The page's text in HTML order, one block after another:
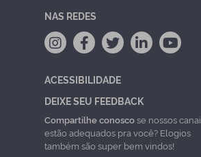
NAS REDES
ACESSIBILIDADE
DEIXE SEU FEEDBACK
Compartilhe conoscose nossos
estão adequados pra você? Elogios
também são super bem vindos!